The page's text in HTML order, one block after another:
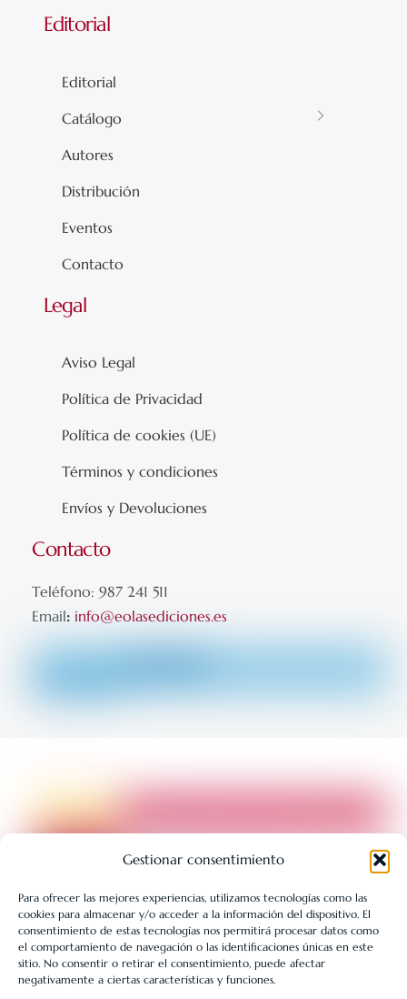
Gestionar consentimiento
Para ofrecer las mejores experiencias, utilizamos tecnologías como las
cookies para almacenar y/o acceder a la información del dispositivo. El
consentimiento de estas tecnologías nos permitirá procesar datos como
el comportamiento de navegación o las identificaciones únicas en este
sitio. No consentir o retirar el consentimiento, puede afectar
negativamente a ciertas características y funciones.
Editorial
Editorial
Catálogo
Autores
Distribución
Eventos
Contacto
Legal
Aviso Legal
Política de Privacidad
Política de cookies (UE)
Términos y condiciones
Envíos y Devoluciones
Contacto
Teléfono: 987 241 511
Email: info@eolasediciones.es
LIBRERÍA UNIVERSITARIA LEÓN 1980 SLL ha sido beneficiaria
de Fondos Europeos, cuyo objetivo es la mejora de la
competitividad de las PYMES, y gracias al cual ha puesto en
marcha un Plan de Acción con el objetivo de reforzar la